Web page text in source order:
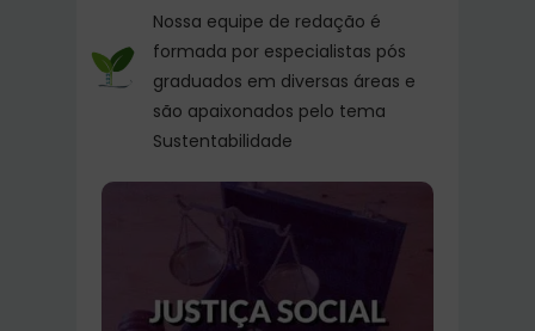
Nossa equipe de redação é
formada por especialistas pós
graduados em diversas áreas e
são apaixonados pelo tema
Sustentabilidade